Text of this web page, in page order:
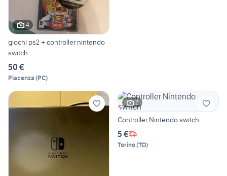
4
giochi ps2 + controller nintendo
switch
50 €
Piacenza (PC)
2
Controller Nintendo switch
5 €
Torino(TO)